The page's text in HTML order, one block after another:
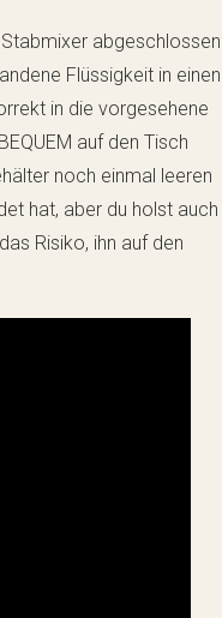
abgeschlossen
Flüssigkeit in einen
in die vorgesehene
auf den Tisch
noch einmal leeren
hat, aber du holst auch
Risiko, ihn auf den